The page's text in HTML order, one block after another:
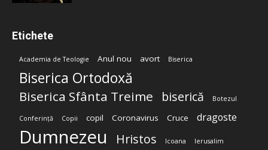
Etichete
Academia de Teologie Anul nou avort Biserica
Biserica Ortodoxă
Biserica Sfânta Treime biserică Botezul
Conferință Copii copil Coronavirus Cruce dragoste
Dumnezeu Hristos Icoana Ierusalim